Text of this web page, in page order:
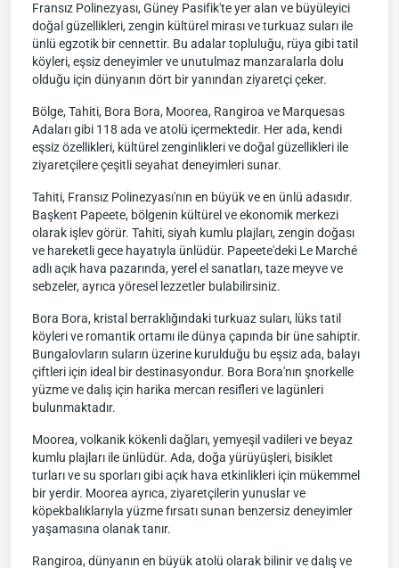
Fransız Polinezyası, Güney Pasifik'te yer alan ve büyüleyici
doğal güzellikleri, zengin kültürel mirası ve turkuaz suları ile
ünlü egzotik bir cennettir. Bu adalar topluluğu, rüya gibi tatil
köyleri, eşsiz deneyimler ve unutulmaz manzaralarla dolu
olduğu için dünyanın dört bir yanından ziyaretçi çeker.
Bölge, Tahiti, Bora Bora, Moorea, Rangiroa ve Marquesas
Adaları gibi 118 ada ve atolü içermektedir. Her ada, kendi
eşsiz özellikleri, kültürel zenginlikleri ve doğal güzellikleri ile
ziyaretçilere çeşitli seyahat deneyimleri sunar.
Tahiti, Fransız Polinezyası'nın en büyük ve en ünlü adasıdır.
Başkent Papeete, bölgenin kültürel ve ekonomik merkezi
olarak işlev görür. Tahiti, siyah kumlu plajları, zengin doğası
ve hareketli gece hayatıyla ünlüdür. Papeete'deki Le Marché
adlı açık hava pazarında, yerel el sanatları, taze meyve ve
sebzeler, ayrıca yöresel lezzetler bulabilirsiniz.
Bora Bora, kristal berraklığındaki turkuaz suları, lüks tatil
köyleri ve romantik ortamı ile dünya çapında bir üne sahiptir.
Bungalovların suların üzerine kurulduğu bu eşsiz ada, balayı
çiftleri için ideal bir destinasyondur. Bora Bora'nın şnorkelle
yüzme ve dalış için harika mercan resifleri ve lagünleri
bulunmaktadır.
Moorea, volkanik kökenli dağları, yemyeşil vadileri ve beyaz
kumlu plajları ile ünlüdür. Ada, doğa yürüyüşleri, bisiklet
turları ve su sporları gibi açık hava etkinlikleri için mükemmel
bir yerdir. Moorea ayrıca, ziyaretçilerin yunuslar ve
köpekbalıklarıyla yüzme fırsatı sunan benzersiz deneyimler
yaşamasına olanak tanır.
Rangiroa, dünyanın en büyük atolü olarak bilinir ve dalış ve